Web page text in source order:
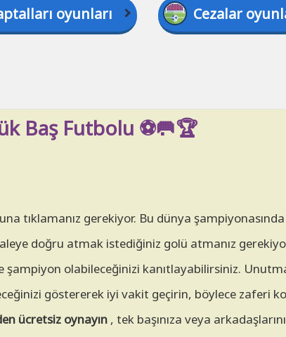
oyunları Cezalar
Baş Futbolu ⚽🥅🏆
tıklamanız gerekiyor. Bu dünya
doğru atmak istediğiniz golü atmanız
olabileceğinizi kanıtlayabilirsiniz.
göstererek iyi vakit geçirin, böylece zaferi
ücretsiz oynayın , tek başınıza veya